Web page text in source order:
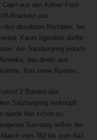
aus den Kölner Ford-
Roadster aus
den absoluten Raritäten, bei
Kaum irgendwo dürfte
Am Salzburgring jedoch
das direkt aus
flott seine Runden.
2 Boliden das
Salzburgring verknüpft
wurde hier schon so
Samstag ließen der
vom 782 bis zum 842